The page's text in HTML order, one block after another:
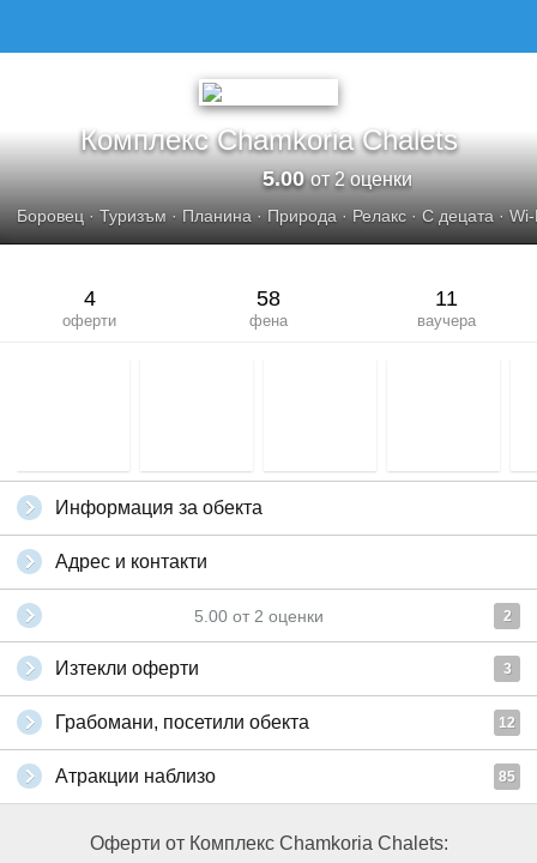
Комплекс Chamkoria Chalets
5.00от 2 оценки
Боровец · Туризъм · Планина · Природа · Релакс · С децата ·
4
оферти
58
фена
11
ваучера
Информация за обекта
Адрес и контакти
5.00 от 2 оценки 2
Изтекли оферти 3
Грабомани, посетили обекта 12
Атракции наблизо 85
Оферти от Комплекс Chamkoria Chalets: